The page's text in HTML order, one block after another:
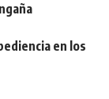
en los